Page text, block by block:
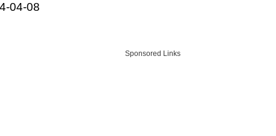
04-08
Sponsored Links